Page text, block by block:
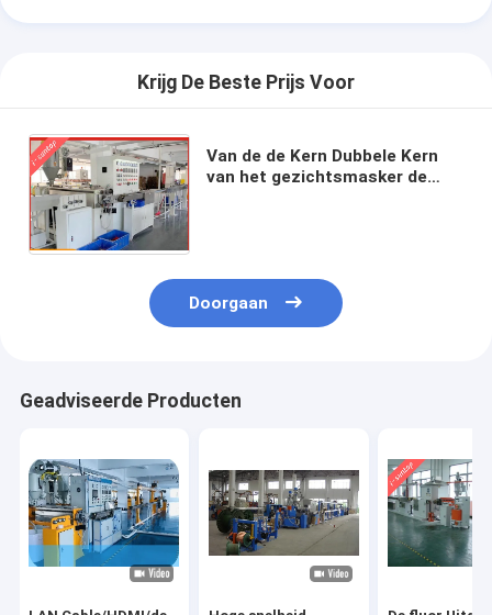
Krijg De Beste Prijs Voor
Van de de Kern Dubbele Kern
van het gezichtsmasker de
Doorgaan
Geadviseerde Producten